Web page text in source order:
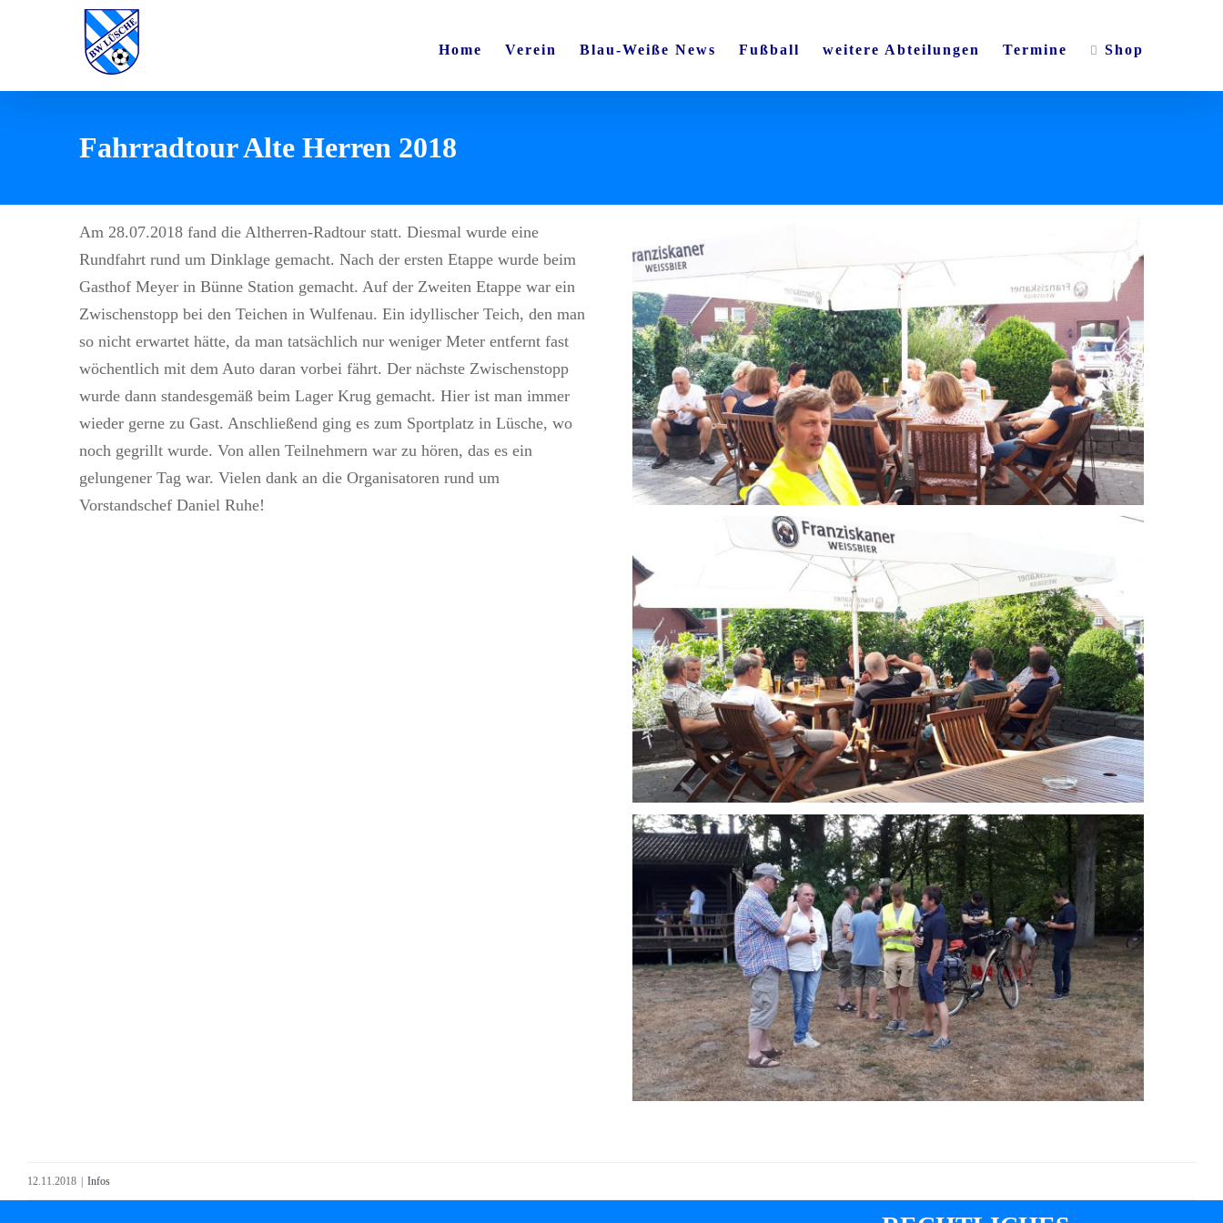
Home Verein Blau-Weiße News Fußball weitere Abteilungen Termine Shop
Fahrradtour Alte Herren 2018
Am 28.07.2018 fand die Altherren-Radtour statt. Diesmal wurde eine
Rundfahrt rund um Dinklage gemacht. Nach der ersten Etappe wurde beim
Gasthof Meyer in Bünne Station gemacht. Auf der Zweiten Etappe war ein
Zwischenstopp bei den Teichen in Wulfenau. Ein idyllischer Teich, den man
so nicht erwartet hätte, da man tatsächlich nur weniger Meter entfernt fast
wöchentlich mit dem Auto daran vorbei fährt. Der nächste Zwischenstopp
wurde dann standesgemäß beim Lager Krug gemacht. Hier ist man immer
wieder gerne zu Gast. Anschließend ging es zum Sportplatz in Lüsche, wo
noch gegrillt wurde. Von allen Teilnehmern war zu hören, das es ein
gelungener Tag war. Vielen dank an die Organisatoren rund um
Vorstandschef Daniel Ruhe!
12.11.2018 Infos